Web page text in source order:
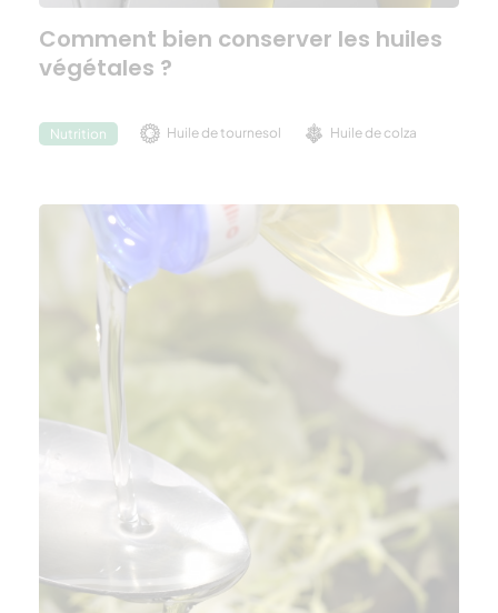
Comment bien conserver les huiles
végétales ?
Nutrition Huile de tournesol Huile de colza